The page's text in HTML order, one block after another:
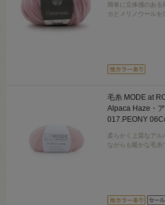
簡単に立体感のある
カとメリノウールを
毛糸 MODE at
Alpaca Haze・
柔らかく上質なアル
ながらも暖かな毛糸